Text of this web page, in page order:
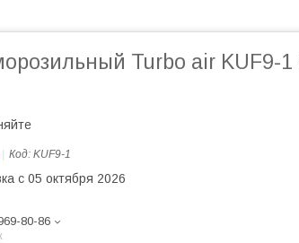
Turbo air KUF9-1
Код: KUF9-1
с 05 октября 2026
80-86